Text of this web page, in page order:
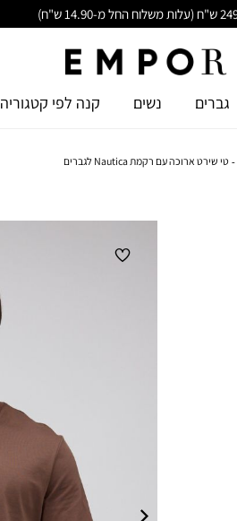
גברים נשים קנה לפי קטגוריה
טי שירט ארוכה עם רקמת Nautica לגברים